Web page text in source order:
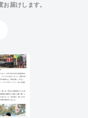
届けします。